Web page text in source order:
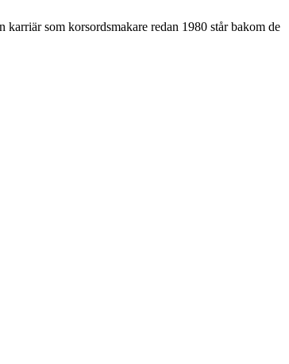
som korsordsmakare redan 1980 står bakom de